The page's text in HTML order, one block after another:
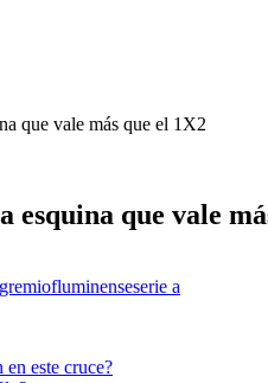
que vale más que el 1X2
que vale
gremiofluminenseserie a
en este cruce?